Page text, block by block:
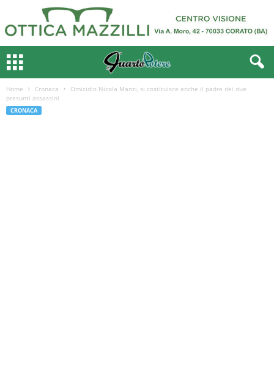
Home Cronaca
Omicidio Nicola Manzi, si costituisce anche il padre dei due
presunti assassini
CRONACA